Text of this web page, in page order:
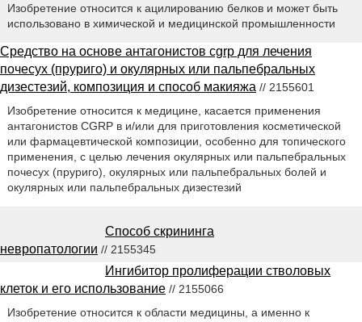
Изобретение относится к ацилированию белков и может быть
использовано в химической и медицинской промышленности
Средство на основе антагонистов cgrp для лечения
почесух (пруриго) и окулярных или пальпебральных
дизестезий, композиция и способ макияжа // 2155601
Изобретение относится к медицине, касается применения
антагонистов CGRP в и/или для приготовления косметической
или фармацевтической композиции, особенно для топического
применения, с целью лечения окулярных или пальпебральных
почесух (пруриго), окулярных или пальпебральных болей и
окулярных или пальпебральных дизестезий
Способ скрининга
невропатологии // 2155345
Ингибитор пролиферации стволовых
клеток и его использование // 2155066
Изобретение относится к области медицины, а именно к